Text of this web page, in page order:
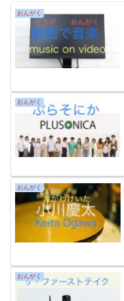
おんがく
おんがく
おんがく
おんがく